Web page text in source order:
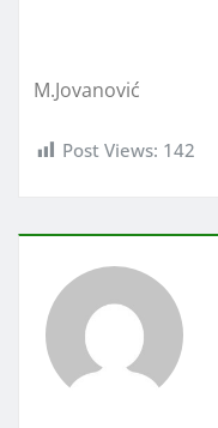
M.Jovanović
Post Views: 142